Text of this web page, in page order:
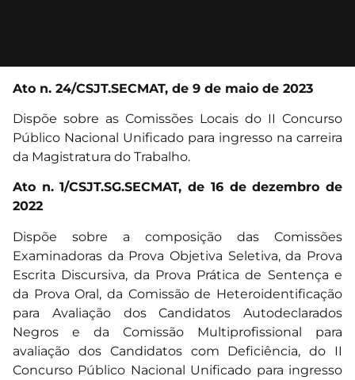
Ato n. 24/CSJT.SECMAT, de 9 de maio de 2023
Dispõe sobre as Comissões Locais do II Concurso
Público Nacional Unificado para ingresso na carreira
da Magistratura do Trabalho.
Ato n. 1/CSJT.SG.SECMAT, de 16 de dezembro de
2022
Dispõe sobre a composição das Comissões
Examinadoras da Prova Objetiva Seletiva, da Prova
Escrita Discursiva, da Prova Prática de Sentença e
da Prova Oral, da Comissão de Heteroidentificação
para Avaliação dos Candidatos Autodeclarados
Negros e da Comissão Multiprofissional para
avaliação dos Candidatos com Deficiência, do II
Concurso Público Nacional Unificado para ingresso